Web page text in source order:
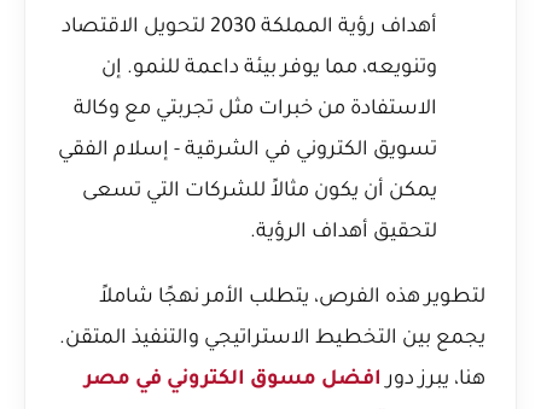
أهداف رؤية المملكة 2030 لتحويل الاقتصاد
وتنويعه، مما يوفر بيئة داعمة للنمو. إن
الاستفادة من خبرات مثل تجربتي مع وكالة
تسويق الكتروني في الشرقية - إسلام الفقي
يمكن أن يكون مثالاً للشركات التي تسعى
لتحقيق أهداف الرؤية.
لتطوير هذه الفرص، يتطلب الأمر نهجًا شاملاً
يجمع بين التخطيط الاستراتيجي والتنفيذ المتقن.
هنا، يبرز دور افضل مسوق الكتروني في مصر